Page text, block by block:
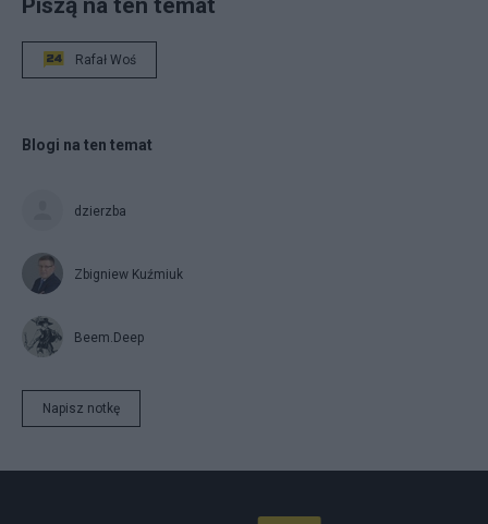
Rafał Woś
Blogi na ten temat
dzierzba
Zbigniew Kuźmiuk
Beem.Deep
Napisz notkę